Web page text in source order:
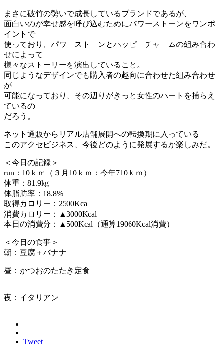
まさに破竹の勢いで成長しているブランドであるが、
面白いのが幸せ感を呼び込むためにパワーストーンをワンポ
イントで
使っており、パワーストーンとハッピーチャームの組み合わ
せによって
様々なストーリーを演出していること。
同じようなデザインでも購入者の趣向に合わせた組み合わせ
が
可能になっており、その辺りがきっと女性のハートを捕らえ
ているの
だろう。
ネット通販からリアル店舗展開への転換期に入っている
このアクセビジネス、今後どのように発展するか楽しみだ。
＜今日の記録＞
run：10ｋｍ（３月10ｋｍ：今年710ｋｍ）
体重：81.9kg
体脂肪率：18.8%
取得カロリー：2500Kcal
消費カロリー：▲3000Kcal
本日の消費分：▲500Kcal（通算19060Kcal消費）
＜今日の食事＞
朝：豆腐＋バナナ
昼：かつおのたたき定食
夜：イタリアン
Tweet